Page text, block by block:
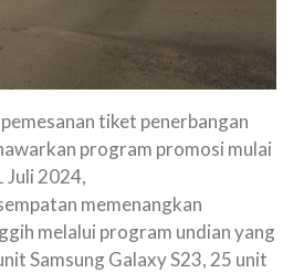
tiket penerbangan
program promosi mulai
Juli 2024,
memenangkan
melalui program undian yang
Samsung Galaxy S23, 25 unit